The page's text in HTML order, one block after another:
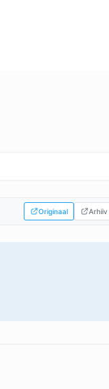
Originaal Arhiiv